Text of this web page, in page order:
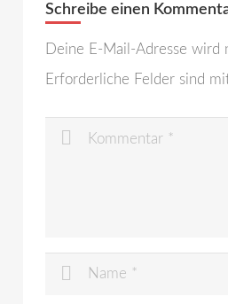
Schreibe einen
Deine E-Mail-Adresse
Erforderliche Felder sind